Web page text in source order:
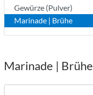
Gewürze (Pulver)
Marinade | Brühe
Marinade | Brühe